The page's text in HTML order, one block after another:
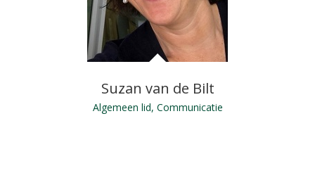
Suzan van de Bilt
Algemeen lid, Communicatie